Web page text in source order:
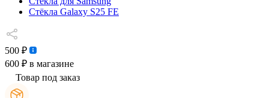
Стёкла Galaxy S25 FE
500 ₽
600 ₽ в магазине
Товар под заказ